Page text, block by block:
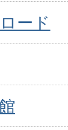
ード